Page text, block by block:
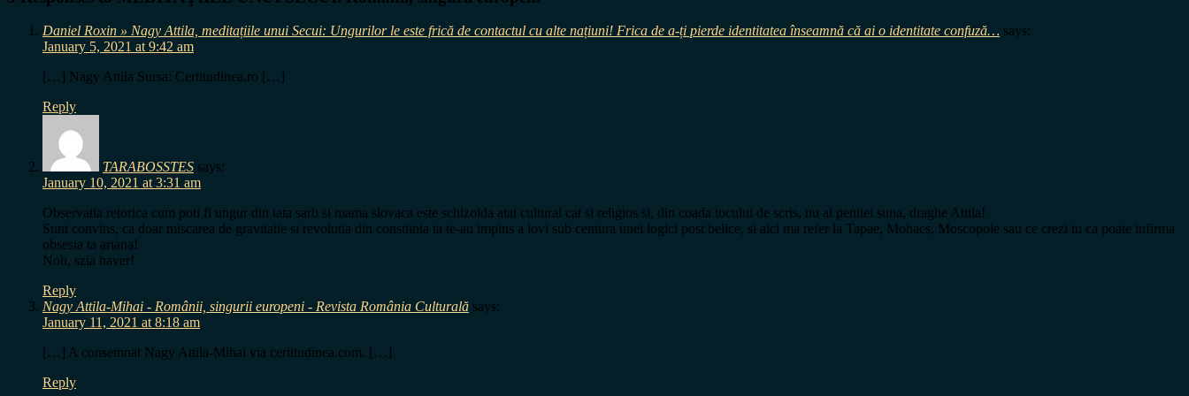
Daniel Roxin » Nagy Attila, meditațiile unui Secui: Ungurilor le este frică de contactul cu alte națiuni! Frica de a-ți pierde identitatea înseamnă că ai o identitate confuză… says:
January 5, 2021 at 9:42 am
[…] Nagy Attila Sursa: Certitudinea.ro […]
Reply
TARABOSSTES says:
January 10, 2021 at 3:31 am
Observatia retorica cum poti fi ungur din tata sarb si mama slovaca este schizoida atat cultural cat si religios si, din coada tocului de scris, nu al penitei suna, draghe Attila!
Sunt convins, ca doar miscarea de gravitatie si revolutia din constiinta ta te-au impins a lovi sub centura unei logici post belice, si aici ma refer la Tapae, Mohacs, Moscopole sau ce crezi tu ca poate infirma
obsesia ta ariana!
Noh, szia haver!
Reply
Nagy Attila-Mihai - Românii, singurii europeni - Revista România Culturală says:
January 11, 2021 at 8:18 am
[…] A consemnat Nagy Attila-Mihai via certitudinea.com. […]
Reply